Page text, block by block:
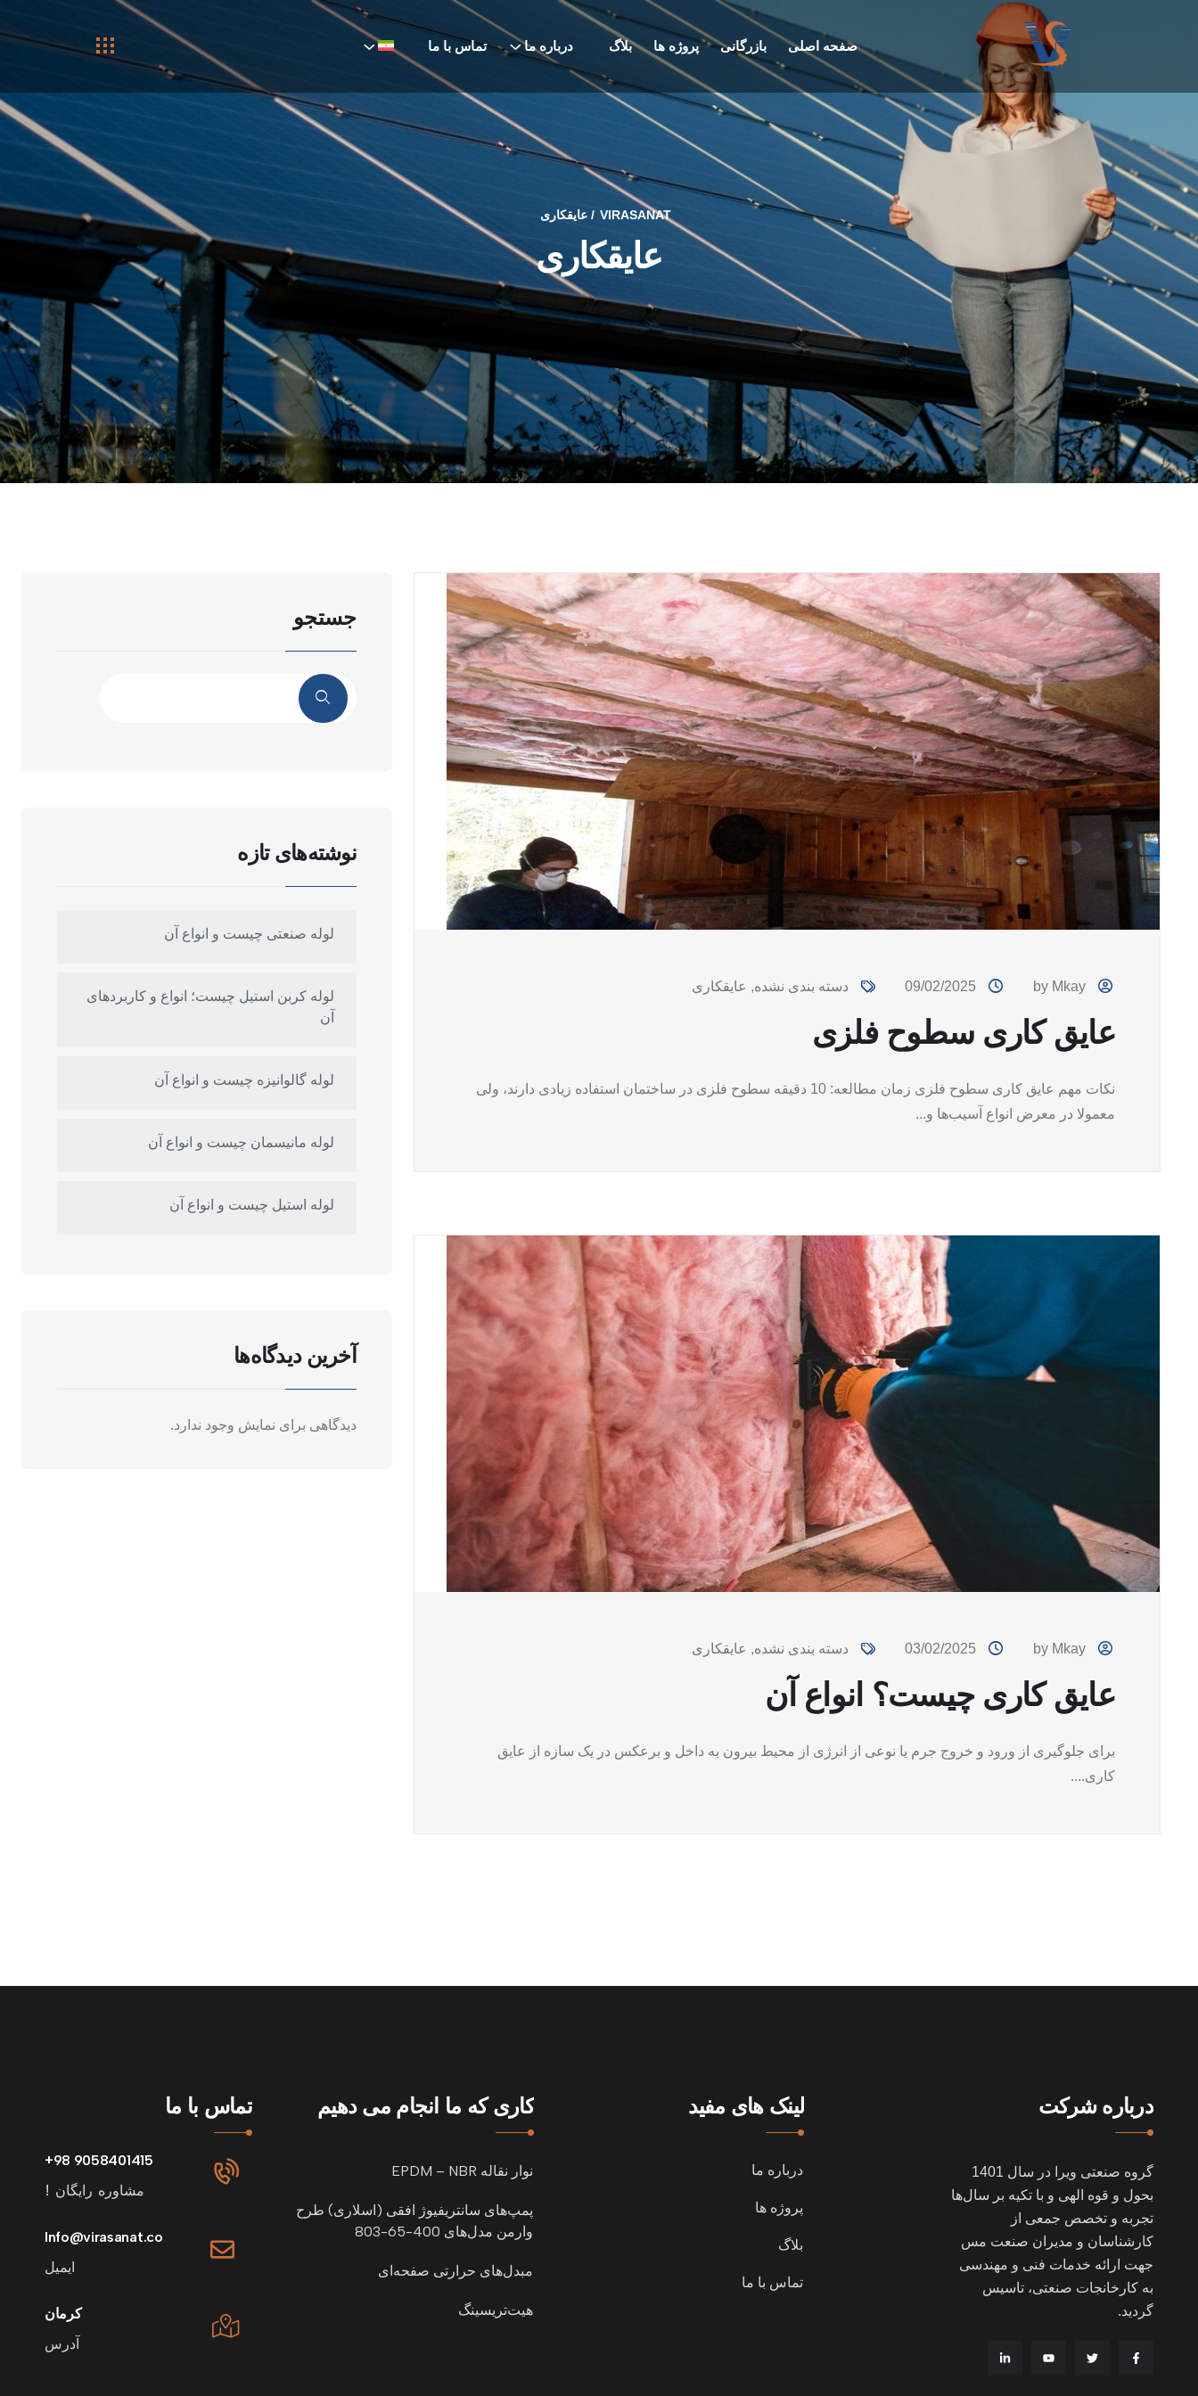
صفحه اصلی بازرگانی پروژه ها بلاگ درباره ما تماس با ما
VIRASANAT عایقکاری
عایقکاری
by Mkay
09/02/2025 دسته بندی نشده, عایقکاری
عایق کاری سطوح فلزی
نکات مهم عایق کاری سطوح فلزی زمان مطالعه: 10 دقیقه سطوح فلزی در ساختمان استفاده‌ زیادی دارند، ولی
معمولا در معرض انواع آسیب‌ها و...
by Mkay
03/02/2025 دسته بندی نشده, عایقکاری
عایق کاری چیست؟ انواع آن
برای جلوگیری از ورود و خروج جرم یا نوعی از انرژی از محیط بیرون به داخل و برعکس در یک سازه از عایق
کاری....
جستجو
نوشته‌های تازه
لوله صنعتی چیست و انواع آن
لوله کربن استیل چیست؛ انواع و کاربردهای
آن
لوله گالوانیزه چیست و انواع آن
لوله مانیسمان چیست و انواع آن
لوله استیل چیست و انواع آن
آخرین دیدگاه‌ها
دیدگاهی برای نمایش وجود ندارد.
درباره شرکت
گروه صنعتی ویرا در سال
بحول و قوه الهی و با تکیه بر سال‌ها
تجربه و تخصص جمعی از
کارشناسان و مدیران صنعت مس
جهت ارائه خدمات فنی و مهندسی
به کارخانجات صنعتی، تاسیس
گردید.
لینک های مفید
درباره ما
پروژه ها
بلاگ
تماس با ما
کاری که ما انجام می دهیم
نوار نقاله EPDM – NBR
پمپ‌های سانتریفیوژ افقی (اسلاری) طرح
وارمن مدل‌های 400-65-803
مبدل‌های حرارتی صفحه‌ای
هیت‌تریسینگ
تماس با ما
9058401415 98+
مشاوره رایگان !
Info@virasanat.co
ایمیل
کرمان
آدرس